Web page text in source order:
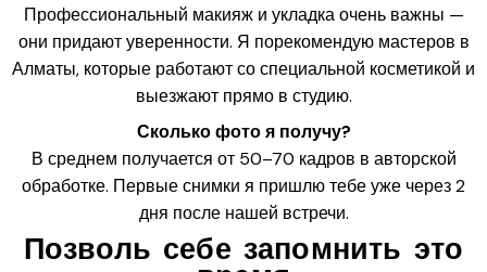
Профессиональный макияж и укладка очень важны —
они придают уверенности. Я порекомендую мастеров в
Алматы, которые работают со специальной косметикой и
выезжают прямо в студию.
Сколько фото я получу?
В среднем получается от 50–70 кадров в авторской
обработке. Первые снимки я пришлю тебе уже через 2
дня после нашей встречи.
Позволь себе запомнить это